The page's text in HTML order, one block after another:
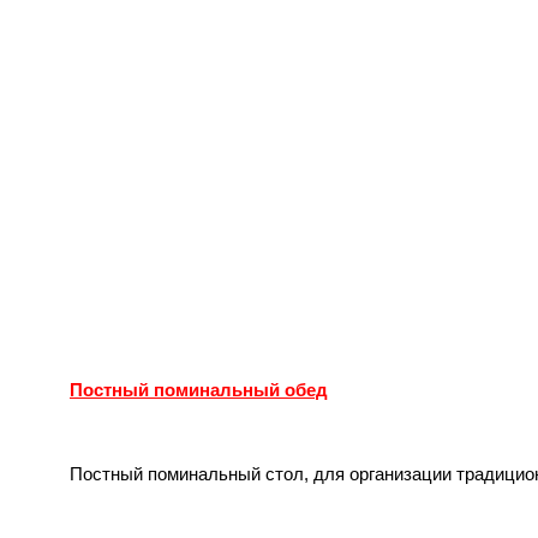
Постный поминальный обед
Постный поминальный стол, для организации